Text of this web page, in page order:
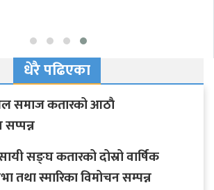
धेरै पढिएका
समाज कतारको आठाै
सङ्घ कतारको दोस्रो वार्षिक
तथा स्मारिका विमोचन सम्पन्न